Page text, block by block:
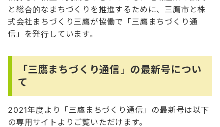
と総合的なまちづくりを推進するために、三鷹市と株
式会社まちづくり三鷹が協働で「三鷹まちづくり通
信」を発行しています。
「三鷹まちづくり通信」の最新号につい
て
2021年度より「三鷹まちづくり通信」の最新号は以下
の専用サイトよりご覧いただけます。